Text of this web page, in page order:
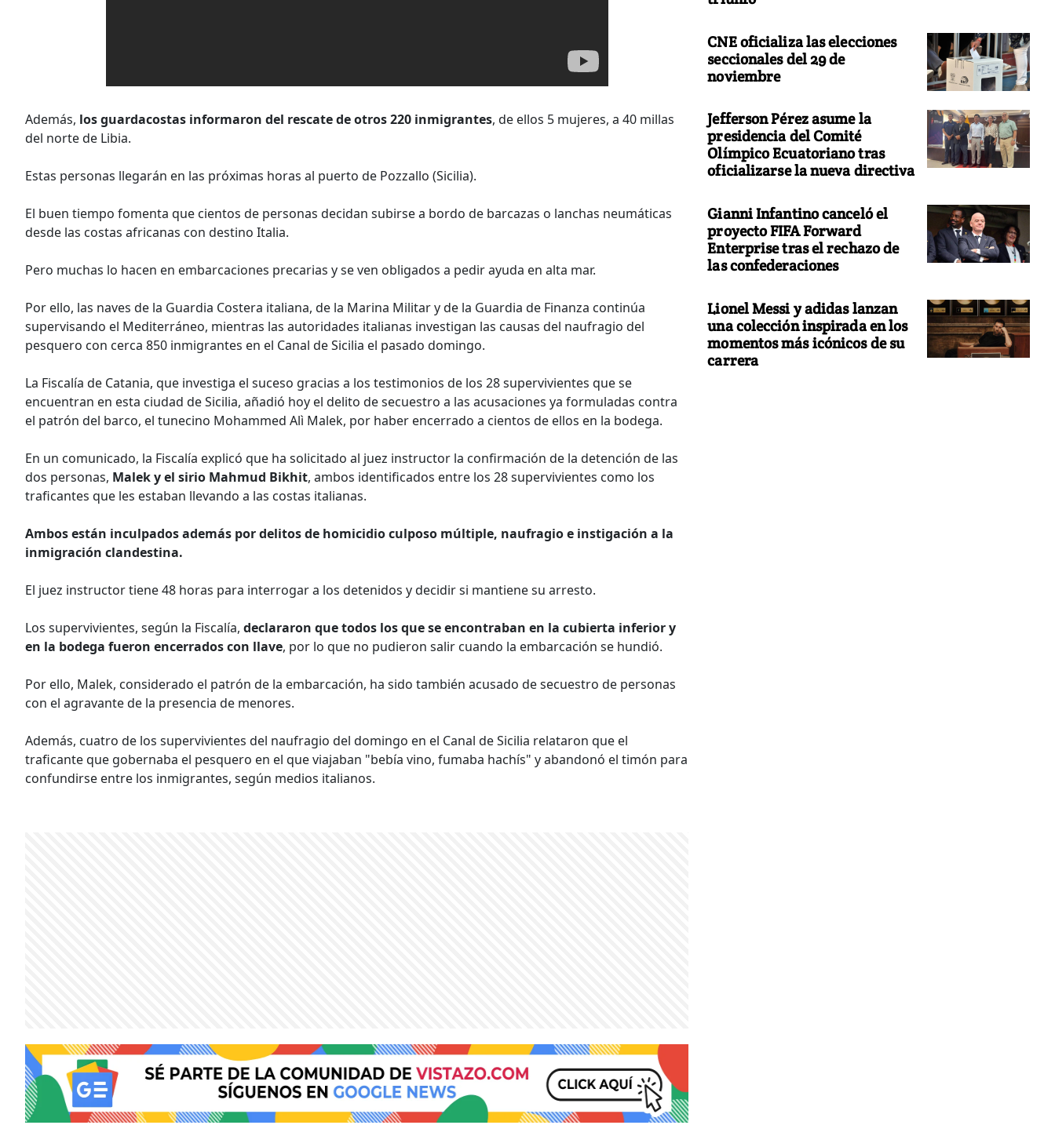
Además, los guardacostas informaron del rescate de otros 220 inmigrantes, de ellos 5 mujeres, a 40 millas
del norte de Libia.
Estas personas llegarán en las próximas horas al puerto de Pozzallo (Sicilia).
El buen tiempo fomenta que cientos de personas decidan subirse a bordo de barcazas o lanchas neumáticas
desde las costas africanas con destino Italia.
Pero muchas lo hacen en embarcaciones precarias y se ven obligados a pedir ayuda en alta mar.
Por ello, las naves de la Guardia Costera italiana, de la Marina Militar y de la Guardia de Finanza continúa
supervisando el Mediterráneo, mientras las autoridades italianas investigan las causas del naufragio del
pesquero con cerca 850 inmigrantes en el Canal de Sicilia el pasado domingo.
La Fiscalía de Catania, que investiga el suceso gracias a los testimonios de los 28 supervivientes que se
encuentran en esta ciudad de Sicilia, añadió hoy el delito de secuestro a las acusaciones ya formuladas contra
el patrón del barco, el tunecino Mohammed Alì Malek, por haber encerrado a cientos de ellos en la bodega.
En un comunicado, la Fiscalía explicó que ha solicitado al juez instructor la confirmación de la detención de las
dos personas, Malek y el sirio Mahmud Bikhit, ambos identificados entre los 28 supervivientes como los
traficantes que les estaban llevando a las costas italianas.
Ambos están inculpados además por delitos de homicidio culposo múltiple, naufragio e instigación a la
inmigración clandestina.
El juez instructor tiene 48 horas para interrogar a los detenidos y decidir si mantiene su arresto.
Los supervivientes, según la Fiscalía, declararon que todos los que se encontraban en la cubierta inferior y
en la bodega fueron encerrados con llave, por lo que no pudieron salir cuando la embarcación se hundió.
Por ello, Malek, considerado el patrón de la embarcación, ha sido también acusado de secuestro de personas
con el agravante de la presencia de menores.
Además, cuatro de los supervivientes del naufragio del domingo en el Canal de Sicilia relataron que el
traficante que gobernaba el pesquero en el que viajaban "bebía vino, fumaba hachís" y abandonó el timón para
confundirse entre los inmigrantes, según medios italianos.
CNE oficializa las elecciones
seccionales del 29 de
noviembre
Jefferson Pérez asume la
presidencia del Comité
Olímpico Ecuatoriano tras
oficializarse la nueva directiva
Gianni Infantino canceló el
proyecto FIFA Forward
Enterprise tras el rechazo de
las confederaciones
Lionel Messi y adidas lanzan
una colección inspirada en los
momentos más icónicos de su
carrera